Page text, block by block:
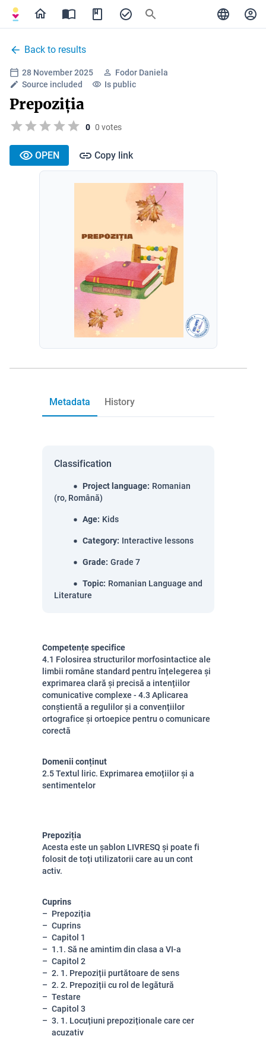
Back to results
28 November 2025
Fodor Daniela
Source included
Is public
Prepoziția
0 0 votes
OPEN Copy link
Metadata History
Classification
Project language: Romanian
(ro, Română)
Age: Kids
Category: Interactive lessons
Grade: Grade 7
Topic: Romanian Language and
Literature
Competențe specifice
4.1 Folosirea structurilor morfosintactice ale
limbii române standard pentru înțelegerea și
exprimarea clară și precisă a intențiilor
comunicative complexe - 4.3 Aplicarea
conștientă a regulilor și a convențiilor
ortografice și ortoepice pentru o comunicare
corectă
Domenii conținut
2.5 Textul liric. Exprimarea emoțiilor și a
sentimentelor
Prepoziția
Acesta este un șablon LIVRESQ și poate fi
folosit de toți utilizatorii care au un cont
activ.
Cuprins
Prepoziția
Cuprins
Capitol 1
1.1. Să ne amintim din clasa a VI-a
Capitol 2
2. 1. Prepoziții purtătoare de sens
2. 2. Prepoziții cu rol de legătură
Testare
Capitol 3
3. 1. Locuțiuni prepoziționale care cer
acuzativ